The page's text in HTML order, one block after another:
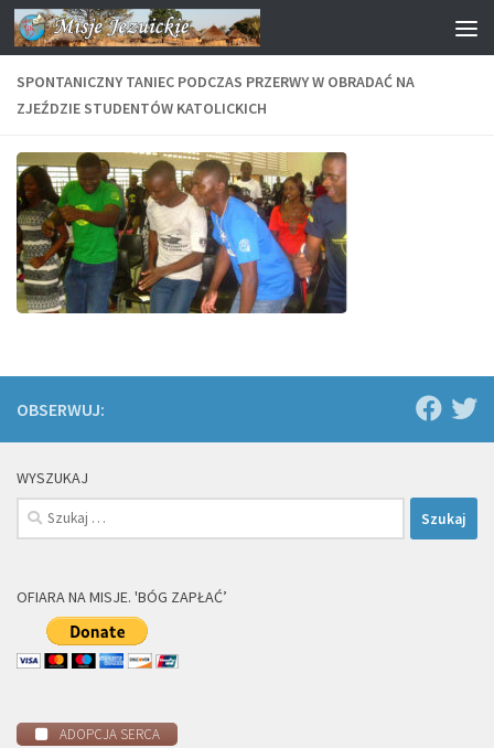
Przejdź do treści
SPONTANICZNY TANIEC PODCZAS PRZERWY W OBRADAĆ NA
ZJEŹDZIE STUDENTÓW KATOLICKICH
OBSERWUJ:
WYSZUKAJ
Szukaj:
OFIARA NA MISJE. 'BÓG ZAPŁAĆ’
ADOPCJA SERCA